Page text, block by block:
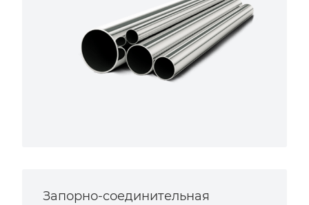
Запорно-соединительная